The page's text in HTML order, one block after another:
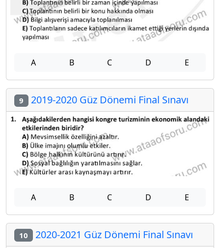
A B C D E
9 2019-2020 Güz Dönemi Final Sınavı
A B C D E
10 2020-2021 Güz Dönemi Final Sınavı